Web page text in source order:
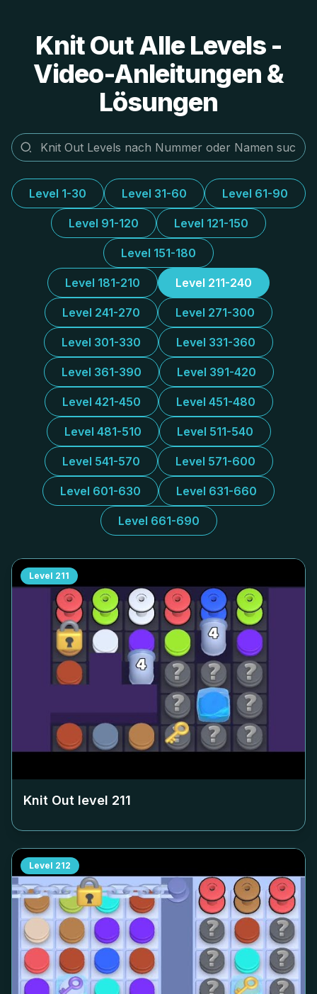
Knit Out Alle Levels -
Video-Anleitungen &
Lösungen
Level 1-30 Level 31-60 Level 61-90
Level 91-120 Level 121-150
Level 151-180
Level 181-210 Level 211-240
Level 241-270 Level 271-300
Level 301-330 Level 331-360
Level 361-390 Level 391-420
Level 421-450 Level 451-480
Level 481-510 Level 511-540
Level 541-570 Level 571-600
Level 601-630 Level 631-660
Level 661-690
Level 211
Knit Out level 211
Level 212